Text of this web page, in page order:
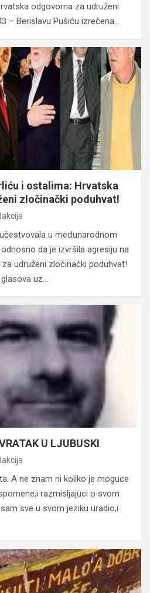
odgovorna za udruženi
– Berislavu Pušiću izrečena…
i ostalima: Hrvatska
zločinački poduhvat!
u međunarodnom
da je izvršila agresiju na
udruženi zločinački poduhvat!
uz…
U LJUBUSKI
A ne znam ni koliko je moguce
razmisljajuci o svom
sve u svom jeziku uradio,i